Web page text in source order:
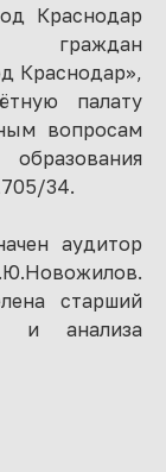
Краснодар
граждан
Краснодар»,
палату
вопросам
34.
аудитор
старший
и анализа